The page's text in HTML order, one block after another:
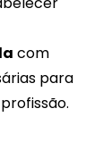
com
para